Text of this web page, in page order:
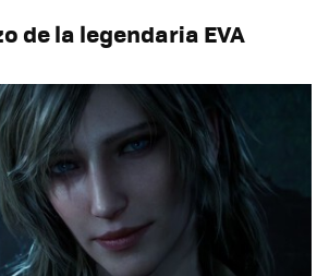
de la legendaria EVA